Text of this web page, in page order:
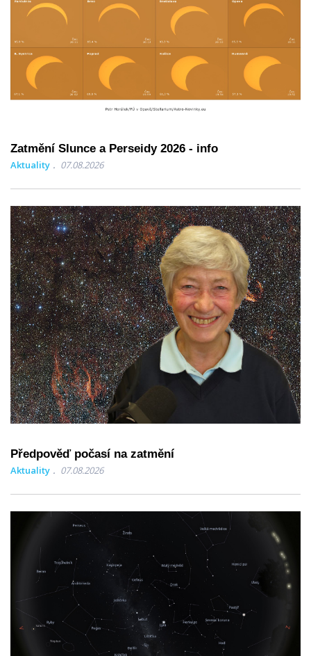
Zatmění Slunce a Perseidy 2026 - info
Aktuality 07.08.2026
Předpověď počasí na zatmění
Aktuality 07.08.2026